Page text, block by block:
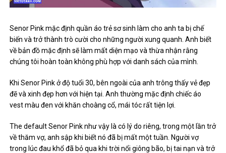
Senor Pink mặc định quần áo trẻ sơ sinh làm cho anh ta bị chế
biến và trở thành trò cười cho những người xung quanh. Anh biết
về bản đồ mặc định sẽ làm mất diện mạo và thừa nhận rằng
chúng tôi hoàn toàn không phù hợp với danh sách của mình.
Khi Senor Pink ở độ tuổi 30, bên ngoài của anh trông thấy vẻ đẹp
đẽ và xinh đẹp hơn với hiện tại. Anh thường mặc định chiếc áo
vest màu đen với khăn choàng cổ, mái tóc rất tiện lợi.
The default Senor Pink như vậy là có lý do riêng, trong một lần trở
về thăm vợ, anh sập khi biết nó đã bị mất một tuần. Người vợ
trong lúc đau khổ đã bỏ qua khi trời nổi giông bão, bị tai nạn và trở